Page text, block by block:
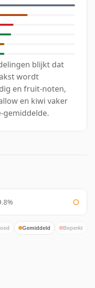
blijkt dat
wordt
en fruit-noten,
en kiwi vaker
Gemiddeld Beperkt